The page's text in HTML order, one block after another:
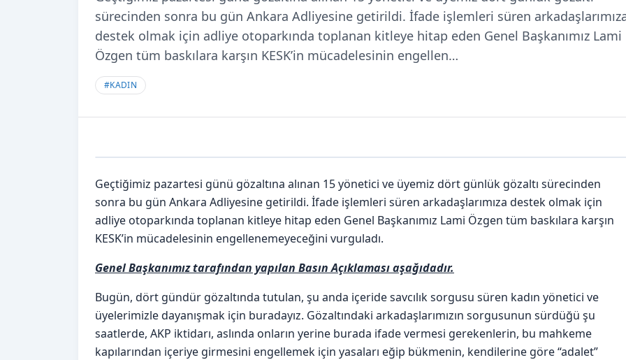
sürecinden sonra bu gün Ankara Adliyesine getirildi. İfade işlemleri süren
destek olmak için adliye otoparkında toplanan kitleye hitap eden Genel Başkanımız Lami
Özgen tüm baskılara karşın KESK’in mücadelesinin engellen…
#KADIN
Geçtiğimiz pazartesi günü gözaltına alınan 15 yönetici ve üyemiz dört günlük gözaltı sürecinden
sonra bu gün Ankara Adliyesine getirildi. İfade işlemleri süren arkadaşlarımıza destek olmak için
adliye otoparkında toplanan kitleye hitap eden Genel Başkanımız Lami Özgen tüm baskılara karşın
KESK’in mücadelesinin engellenemeyeceğini vurguladı.
Genel Başkanımız tarafından yapılan Basın Açıklaması aşağıdadır.
Bugün, dört gündür gözaltında tutulan, şu anda içeride savcılık sorgusu süren kadın yönetici ve
üyelerimizle dayanışmak için buradayız. Gözaltındaki arkadaşlarımızın sorgusunun sürdüğü şu
saatlerde, AKP iktidarı, aslında onların yerine burada ifade vermesi gerekenlerin, bu mahkeme
kapılarından içeriye girmesini engellemek için yasaları eğip bükmenin, kendilerine göre “adalet”